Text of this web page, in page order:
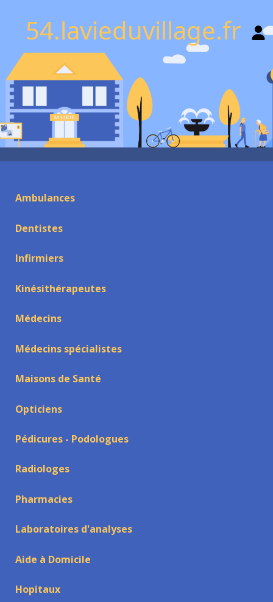
54.lavieduvillage.fr
Ambulances
Dentistes
Infirmiers
Kinésithérapeutes
Médecins
Médecins spécialistes
Maisons de Santé
Opticiens
Pédicures - Podologues
Radiologes
Pharmacies
Laboratoires d'analyses
Aide à Domicile
Hopitaux